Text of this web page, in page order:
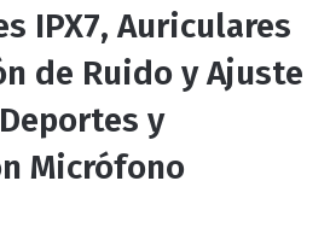
IPX7, Auriculares
de Ruido y Ajuste
y
Micrófono